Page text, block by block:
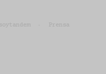
soytandem Prensa